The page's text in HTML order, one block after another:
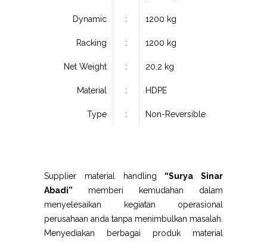
Dynamic : 1200 kg
Racking : 1200 kg
Net Weight : 20,2 kg
Material : HDPE
Type : Non-Reversible
Supplier material handling “Surya Sinar
Abadi” memberi kemudahan dalam
menyelesaikan kegiatan operasional
perusahaan anda tanpa menimbulkan masalah.
Menyediakan berbagai produk material